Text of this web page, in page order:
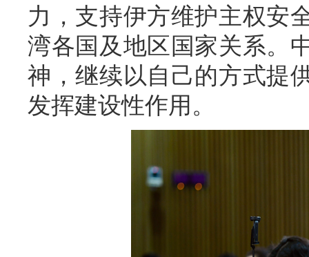
力，支持伊方维护主权安
湾各国及地区国家关系。
神，继续以自己的方式提
发挥建设性作用。